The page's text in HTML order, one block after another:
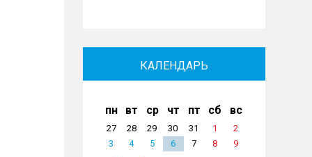
КАЛЕНДАРЬ
пн вт ср чт пт сб вс
27 28 29 30 31 1
2
3
4 5 6 7 8 9